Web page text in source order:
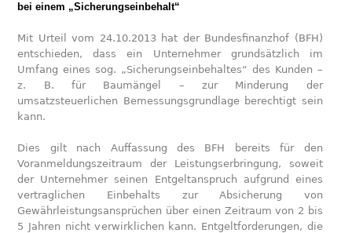
bei einem „Sicherungseinbehalt“
Mit Urteil vom 24.10.2013 hat der Bundesfinanzhof (BFH)
entschieden, dass ein Unternehmer grundsätzlich im
Umfang eines sog. „Sicherungseinbehaltes“ des Kunden –
z. B. für Baumängel – zur Minderung der
umsatzsteuerlichen Bemessungsgrundlage berechtigt sein
kann.
Dies gilt nach Auffassung des BFH bereits für den
Voranmeldungszeitraum der Leistungserbringung, soweit
der Unternehmer seinen Entgeltanspruch aufgrund eines
vertraglichen Einbehalts zur Absicherung von
Gewährleistungsansprüchen über einen Zeitraum von 2 bis
5 Jahren nicht verwirklichen kann. Entgeltforderungen, die